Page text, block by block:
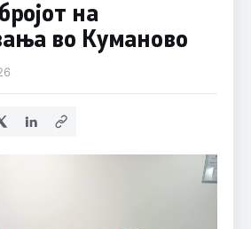
на
во Куманово